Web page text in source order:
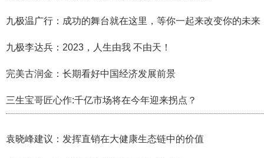
九极温广行：成功的舞台就在这里，等你一起来​改变你的未来
九极李达兵：2023，人生由我 不由天！
完美古润金：长期看好中国经济发展前景
三生宝哥匠心作:千亿市场将在今年迎来拐点？
袁晓峰建议：发挥直销在大健康生态链中的价值